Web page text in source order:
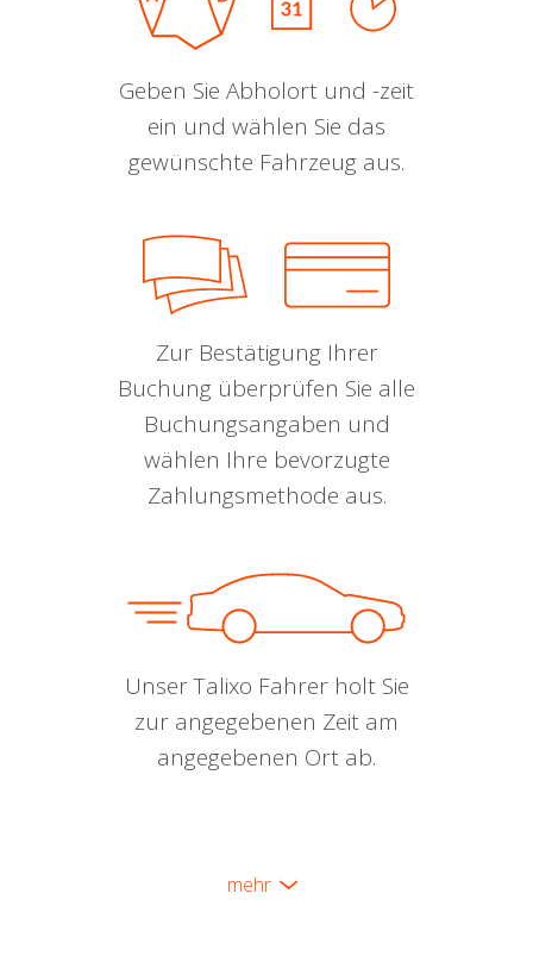
Geben Sie Abholort und -zeit
ein und wählen Sie das
gewünschte Fahrzeug aus.
Zur Bestätigung Ihrer
Buchung überprüfen Sie alle
Buchungsangaben und
wählen Ihre bevorzugte
Zahlungsmethode aus.
Unser Talixo Fahrer holt Sie
zur angegebenen Zeit am
angegebenen Ort ab.
mehr